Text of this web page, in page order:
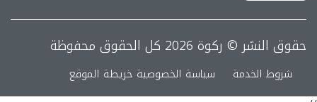
حقوق النشر © ركوة 2026 كل الحقوق محفوظة
شروط الخدمة سياسة الخصوصية خريطة الموقع